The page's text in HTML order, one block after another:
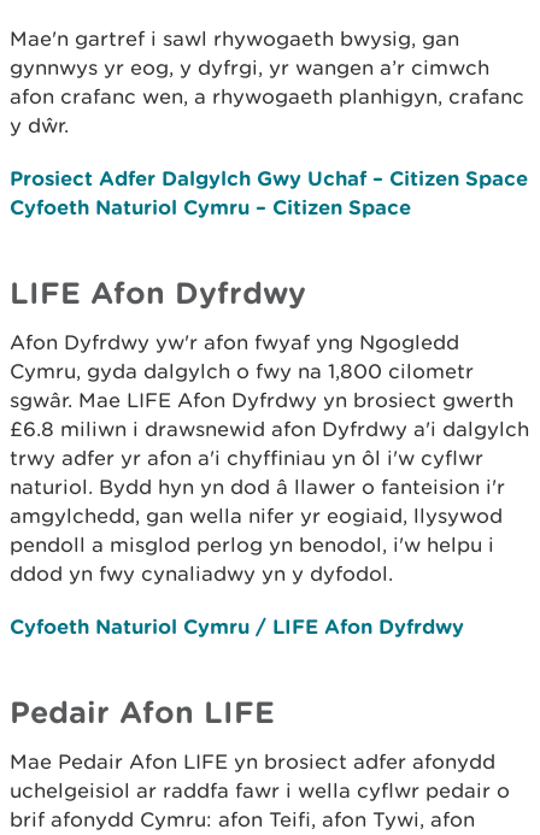
Mae'n gartref i sawl rhywogaeth bwysig, gan
gynnwys yr eog, y dyfrgi, yr wangen a’r cimwch
afon crafanc wen, a rhywogaeth planhigyn, crafanc
y dŵr.
Prosiect Adfer Dalgylch Gwy Uchaf – Citizen Space
Cyfoeth Naturiol Cymru – Citizen Space
LIFE Afon Dyfrdwy
Afon Dyfrdwy yw'r afon fwyaf yng Ngogledd
Cymru, gyda dalgylch o fwy na 1,800 cilometr
sgwâr. Mae LIFE Afon Dyfrdwy yn brosiect gwerth
£6.8 miliwn i drawsnewid afon Dyfrdwy a'i dalgylch
trwy adfer yr afon a'i chyffiniau yn ôl i'w cyflwr
naturiol. Bydd hyn yn dod â llawer o fanteision i'r
amgylchedd, gan wella nifer yr eogiaid, llysywod
pendoll a misglod perlog yn benodol, i'w helpu i
ddod yn fwy cynaliadwy yn y dyfodol.
Cyfoeth Naturiol Cymru / LIFE Afon Dyfrdwy
Pedair Afon LIFE
Mae Pedair Afon LIFE yn brosiect adfer afonydd
uchelgeisiol ar raddfa fawr i wella cyflwr pedair o
brif afonydd Cymru: afon Teifi, afon Tywi, afon